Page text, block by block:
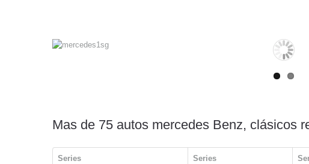
Mas de 75 autos mercedes Benz, clásicos
Series Series